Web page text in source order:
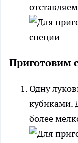
Приготовим
Одну
кубиками.
более